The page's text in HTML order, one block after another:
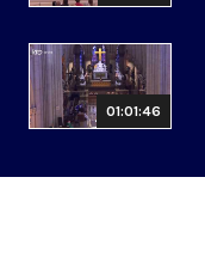
01:01:46